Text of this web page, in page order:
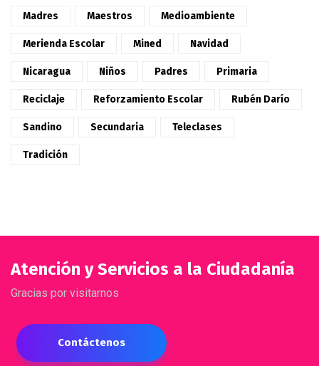
Madres Maestros Medioambiente
Merienda Escolar Mined Navidad
Nicaragua Niños Padres Primaria
Reciclaje Reforzamiento Escolar Rubén Darío
Sandino Secundaria Teleclases
Tradición
Atención y Servicios a la Ciudadanía
Gracias por visitarnos
Contáctenos